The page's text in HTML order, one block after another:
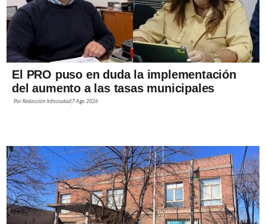
El PRO puso en duda la implementación
del aumento a las tasas municipales
PorRedacción Infociudad 7 Ago 2026